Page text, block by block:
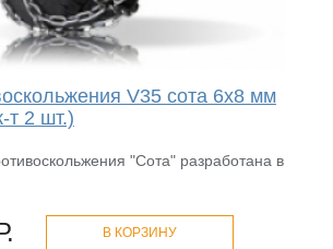
V35 сота 6x8 мм
т 2 шт.)
"Сота" разработана в
В КОРЗИНУ